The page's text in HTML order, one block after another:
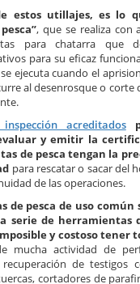
estos utillajes, es lo
, que se realiza con
para chatarra que
para su eficaz
ejecuta cuando el
al desenrosque o corte
acreditados
y emitir la
de pesca tengan la
para rescatar o sacar del
de las operaciones.
de pesca de uso común
serie de herramientas
y costoso tener
mucha actividad de
de testigos
cortadores de